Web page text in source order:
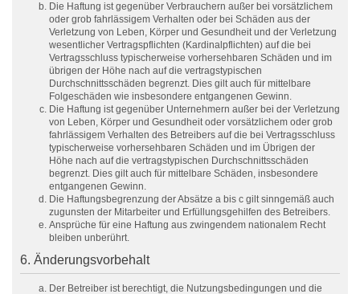
Die Haftung ist gegenüber Verbrauchern außer bei vorsätzlichem
oder grob fahrlässigem Verhalten oder bei Schäden aus der
Verletzung von Leben, Körper und Gesundheit und der Verletzung
wesentlicher Vertragspflichten (Kardinalpflichten) auf die bei
Vertragsschluss typischerweise vorhersehbaren Schäden und im
übrigen der Höhe nach auf die vertragstypischen
Durchschnittsschäden begrenzt. Dies gilt auch für mittelbare
Folgeschäden wie insbesondere entgangenen Gewinn.
Die Haftung ist gegenüber Unternehmern außer bei der Verletzung
von Leben, Körper und Gesundheit oder vorsätzlichem oder grob
fahrlässigem Verhalten des Betreibers auf die bei Vertragsschluss
typischerweise vorhersehbaren Schäden und im Übrigen der
Höhe nach auf die vertragstypischen Durchschnittsschäden
begrenzt. Dies gilt auch für mittelbare Schäden, insbesondere
entgangenen Gewinn.
Die Haftungsbegrenzung der Absätze a bis c gilt sinngemäß auch
zugunsten der Mitarbeiter und Erfüllungsgehilfen des Betreibers.
Ansprüche für eine Haftung aus zwingendem nationalem Recht
bleiben unberührt.
6. Änderungsvorbehalt
Der Betreiber ist berechtigt, die Nutzungsbedingungen und die